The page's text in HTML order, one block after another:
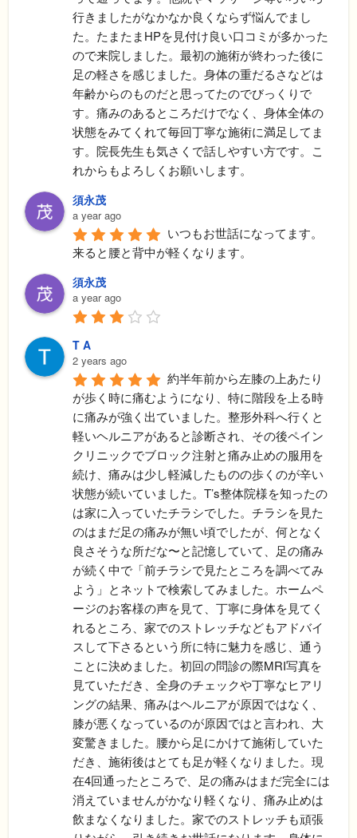
行きましたがなかなか良くならず悩んでまし
た。たまたまHPを見付け良い口コミが多かった
ので来院しました。最初の施術が終わった後に
足の軽さを感じました。身体の重だるさなどは
年齢からのものだと思ってたのでびっくりで
す。痛みのあるところだけでなく、身体全体の
状態をみてくれて毎回丁寧な施術に満足してま
す。院長先生も気さくで話しやすい方です。こ
れからもよろしくお願いします。
須永茂
a year ago
いつもお世話になってます。
来ると腰と背中が軽くなります。
須永茂
a year ago
T A
2 years ago
約半年前から左膝の上あたり
が歩く時に痛むようになり、特に階段を上る時
に痛みが強く出ていました。整形外科へ行くと
軽いヘルニアがあると診断され、その後ペイン
クリニックでブロック注射と痛み止めの服用を
続け、痛みは少し軽減したものの歩くのが辛い
状態が続いていました。T’s整体院様を知ったの
は家に入っていたチラシでした。チラシを見た
のはまだ足の痛みが無い頃でしたが、何となく
良さそうな所だな〜と記憶していて、足の痛み
が続く中で「前チラシで見たところを調べてみ
よう」とネットで検索してみました。ホームペ
ージのお客様の声を見て、丁寧に身体を見てく
れるところ、家でのストレッチなどもアドバイ
スして下さるという所に特に魅力を感じ、通う
ことに決めました。初回の問診の際MRI写真を
見ていただき、全身のチェックや丁寧なヒアリ
ングの結果、痛みはヘルニアが原因ではなく、
膝が悪くなっているのが原因ではと言われ、大
変驚きました。腰から足にかけて施術していた
だき、施術後はとても足が軽くなりました。現
在4回通ったところで、足の痛みはまだ完全には
消えていませんがかなり軽くなり、痛み止めは
飲まなくなりました。家でのストレッチも頑張